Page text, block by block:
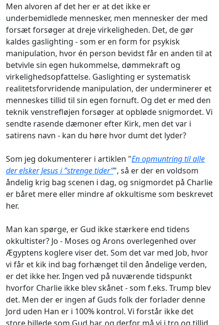
Men alvoren af det her er at det ikke er
underbemidlede mennesker, men mennesker der med
forsæt forsøger at dreje virkeligheden. Det, de gør
kaldes gaslighting - som er en form for psykisk
manipulation, hvor én person bevidst får en anden til at
betvivle sin egen hukommelse, dømmekraft og
virkelighedsopfattelse. Gaslighting er systematisk
realitetsforvridende manipulation, der underminerer et
menneskes tillid til sin egen fornuft. Og det er med den
teknik venstrefløjen forsøger at opbløde snigmordet. Vi
sendte rasende dæmoner efter Kirk, men det var i
satirens navn - kan du høre hvor dumt det lyder?
Som jeg dokumenterer i artiklen "En opmuntring til alle
der elsker Jesus i ”strenge tider”", så er der en voldsom
åndelig krig bag scenen i dag, og snigmordet på Charlie
er båret mere eller mindre af okkultisme som beskrevet
her.
Man kan spørge, er Gud ikke stærkere end tidens
okkultister? Jo - Moses og Arons overlegenhed over
Ægyptens koglere viser det. Som det var med Job, hvor
vi får et kik ind bag forhænget til den åndelige verden,
er det ikke her. Ingen ved på nuværende tidspunkt
hvorfor Charlie ikke blev skånet - som f.eks. Trump blev
det. Men der er ingen af Guds folk der forlader denne
Jord uden Han er i 100% kontrol. Vi forstår ikke det